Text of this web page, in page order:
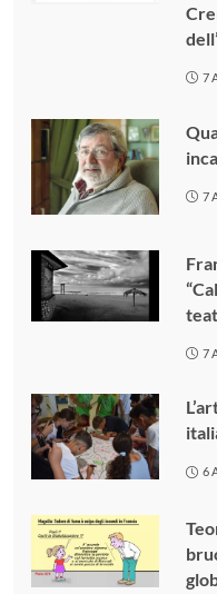
7
7
7
6